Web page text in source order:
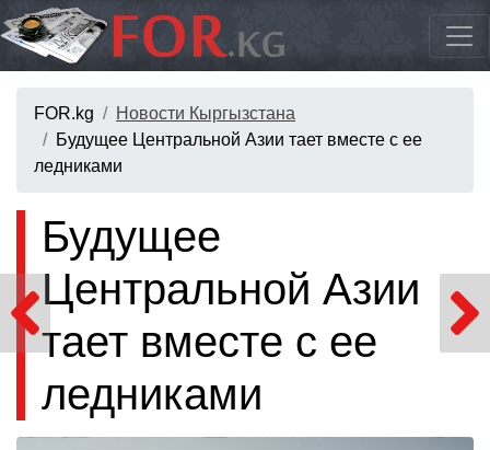
FOR.kg
Новости Кыргызстана
Будущее Центральной Азии тает вместе с ее
ледниками
Будущее
Центральной Азии
тает вместе с ее
ледниками